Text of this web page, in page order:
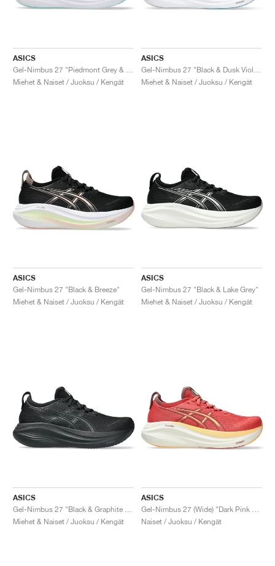
ASICS
Miehet & Naiset / Juoksu / Kengät
ASICS
Miehet & Naiset / Juoksu / Kengät
ASICS
Gel-Nimbus 27 "Black & Breeze"
Miehet & Naiset / Juoksu / Kengät
ASICS
Gel-Nimbus 27 "Black & Lake Grey"
Miehet & Naiset / Juoksu / Kengät
ASICS
Miehet & Naiset / Juoksu / Kengät
ASICS
Naiset / Juoksu / Kengät